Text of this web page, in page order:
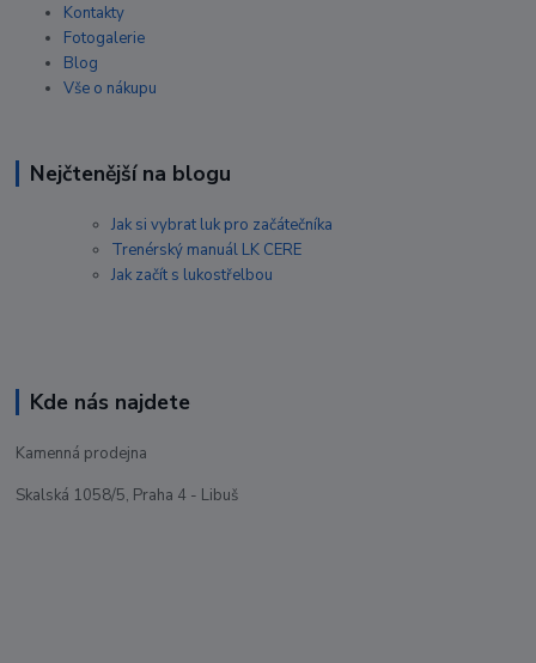
Kontakty
Fotogalerie
Blog
Vše o nákupu
Nejčtenější na blogu
Jak si vybrat luk pro začátečníka
Trenérský manuál LK CERE
Jak začít s lukostřelbou
Kde nás najdete
Kamenná prodejna
Skalská 1058/5, Praha 4 - Libuš